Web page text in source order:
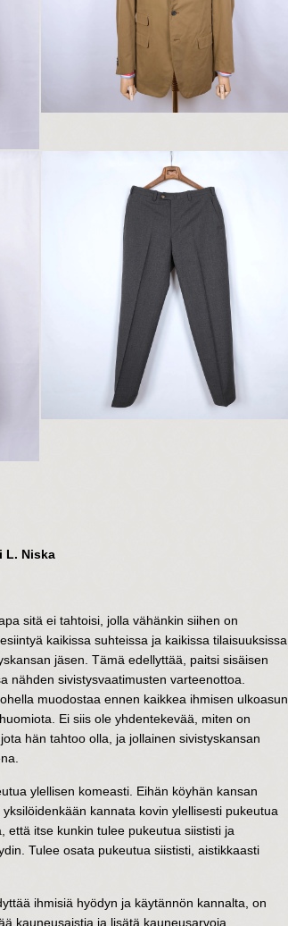
L. Niska
sitä ei tahtoisi, jolla vähänkin siihen on
kaikissa suhteissa ja kaikissa tilaisuuksissa
jäsen. Tämä edellyttää, paitsi sisäisen
nähden sivistysvaatimusten varteenottoa.
muodostaa ennen kaikkea ihmisen ulkoasun,
Ei siis ole yhdentekevää, miten on
hän tahtoo olla, ja jollainen sivistyskansan
ylellisen komeasti. Eihän köyhän kansan
kannata kovin ylellisesti pukeutua
että itse kunkin tulee pukeutua siististi ja
Tulee osata pukeutua siististi, aistikkaasti
ihmisiä hyödyn ja käytännön kannalta, on
kauneusaistia ja lisätä kauneusarvoja.